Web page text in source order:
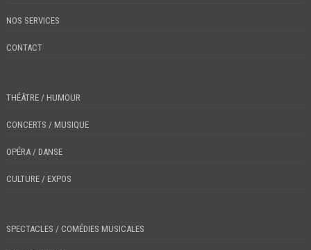
NOS SERVICES
CONTACT
THÉÂTRE / HUMOUR
CONCERTS / MUSIQUE
OPÉRA / DANSE
CULTURE / EXPOS
SPECTACLES / COMÉDIES MUSICALES